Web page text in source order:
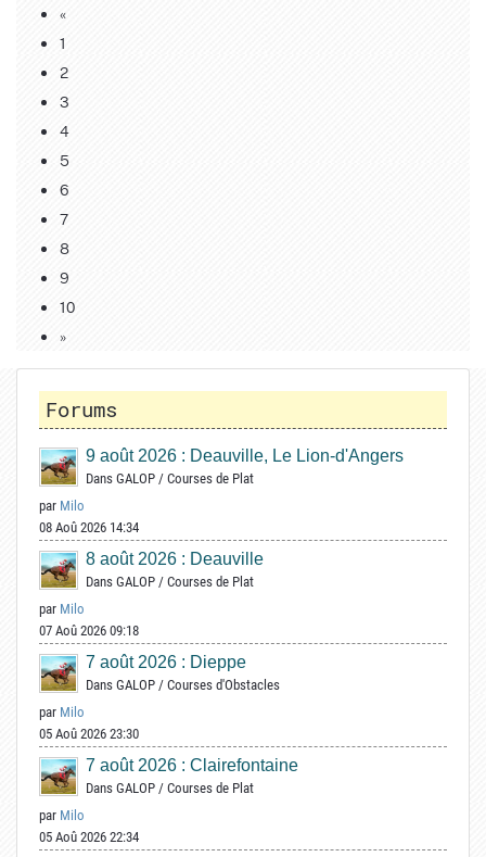
«
1
2
3
4
5
6
7
8
9
10
»
Forums
9 août 2026 : Deauville, Le Lion-d'Angers
Dans GALOP / Courses de Plat
par Milo
08 Aoû 2026 14:34
8 août 2026 : Deauville
Dans GALOP / Courses de Plat
par Milo
07 Aoû 2026 09:18
7 août 2026 : Dieppe
Dans GALOP / Courses d'Obstacles
par Milo
05 Aoû 2026 23:30
7 août 2026 : Clairefontaine
Dans GALOP / Courses de Plat
par Milo
05 Aoû 2026 22:34